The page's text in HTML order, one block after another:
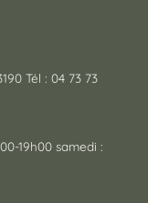
Tél : 04 73 73
19h00 samedi :